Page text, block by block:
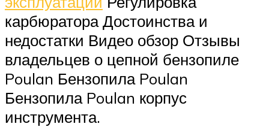
карбюратора Достоинства и
недостатки Видео обзор Отзывы
владельцев о цепной бензопиле
Poulan Бензопила Poulan
Бензопила Poulan корпус
инструмента.